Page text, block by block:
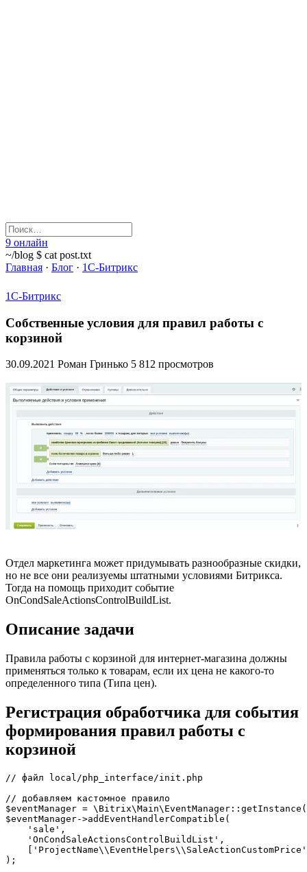
9 онлайн
~/blog $ cat post.txt
Главная · Блог · 1С-Битрикс
1С-Битрикс
Собственные условия для правил работы с
корзиной
30.09.2021 Роман Гринько 5 812 просмотров
Отдел маркетинга может придумывать разнообразные скидки,
но не все они реализуемы штатными условиями Битрикса.
Тогда на помощь приходит событие
OnCondSaleActionsControlBuildList.
Описание задачи
Правила работы с корзиной для интернет-магазина должны
применяться только к товарам, если их цена не какого-то
определенного типа (Типа цен).
Регистрация обработчика для события
формирования правил работы с
корзиной
// файл local/php_interface/init.php
// добавляем кастомное правило
$eventManager =
$eventManager->addEventHandlerCompatible(
    'sale',
    'OnCondSaleActionsControlBuildList',
);